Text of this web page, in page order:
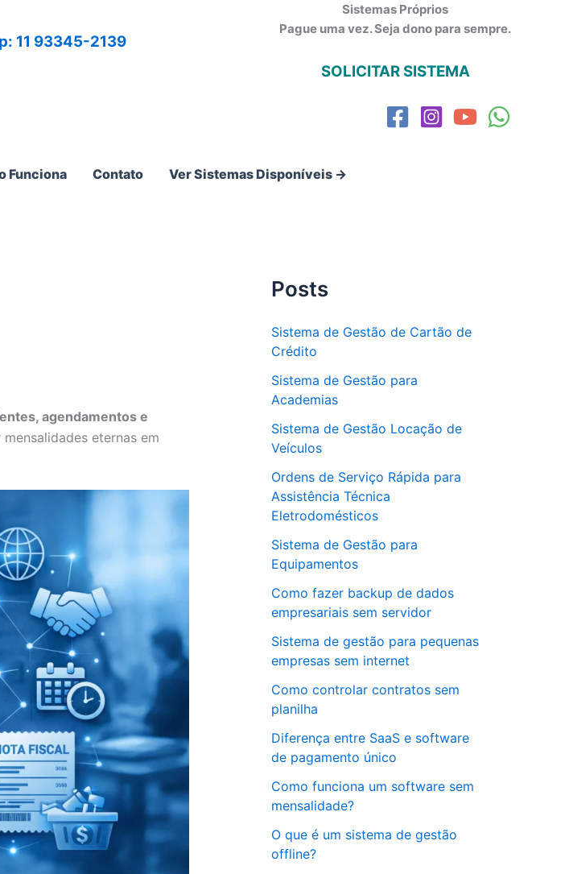
11 93345-2139
Sistemas Próprios
Pague uma vez. Seja dono para sempre.
SOLICITAR SISTEMA
Funciona Contato Ver Sistemas Disponíveis →
agendamentos e
eternas em
Posts
Sistema de Gestão de Cartão de
Crédito
Sistema de Gestão para
Academias
Sistema de Gestão Locação de
Veículos
Ordens de Serviço Rápida para
Assistência Técnica
Eletrodomésticos
Sistema de Gestão para
Equipamentos
Como fazer backup de dados
empresariais sem servidor
Sistema de gestão para pequenas
empresas sem internet
Como controlar contratos sem
planilha
Diferença entre SaaS e software
de pagamento único
Como funciona um software sem
mensalidade?
O que é um sistema de gestão
offline?